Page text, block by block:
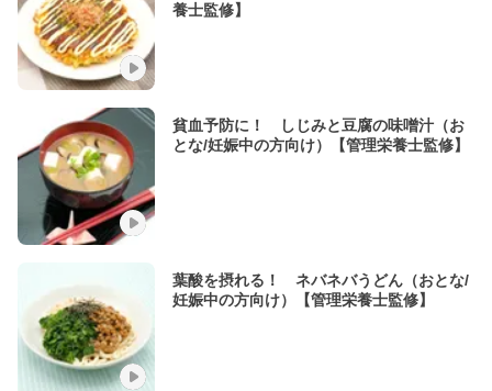
養士監修】
貧血予防に！ しじみと豆腐の味噌汁（お
とな/妊娠中の方向け）【管理栄養士監修】
葉酸を摂れる！ ネバネバうどん（おとな/
妊娠中の方向け）【管理栄養士監修】